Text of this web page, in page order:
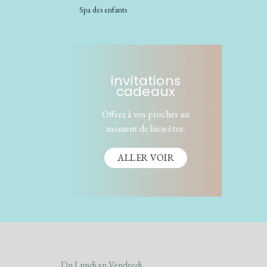
Spa des enfants
invitations
cadeaux
Offrez à vos proches un
moment de bien-être.
ALLER VOIR